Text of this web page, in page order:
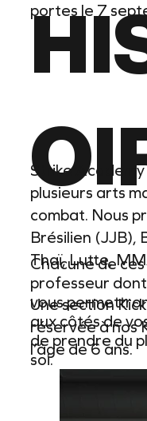
portes le 7
Strike
plusieurs arts
combat. Nous
Brésilien (JJB),
Thaï, Lutte,
Une section
réservée à nos
l’âge de 6 ans.
Chacune de
professeur
vous
aux côtés de
de prendre du
soi.